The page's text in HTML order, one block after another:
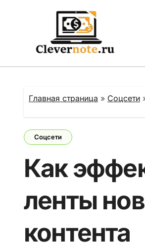
Главная страница » Соцсети
Соцсети
Как
ленты
контента